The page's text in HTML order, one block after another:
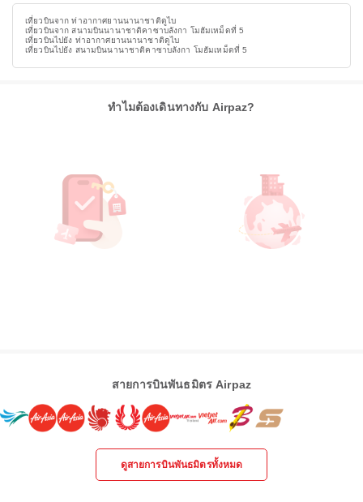
เที่ยวบินจาก ท่าอากาศยานนานาชาติดูไบ
เที่ยวบินจาก สนามบินนานาชาติคาซาบลังกา โมฮัมเหม็ดที่ 5
เที่ยวบินไปยัง ท่าอากาศยานนานาชาติดูไบ
เที่ยวบินไปยัง สนามบินนานาชาติคาซาบลังกา โมฮัมเหม็ดที่ 5
ทำไมต้องเดินทางกับ Airpaz?
สายการบินพันธมิตร Airpaz
ดูสายการบินพันธมิตรทั้งหมด